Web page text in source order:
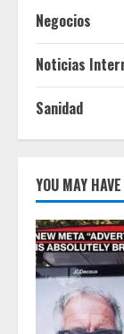
Negocios
Noticias
Sanidad
YOU MAY